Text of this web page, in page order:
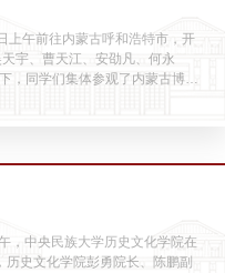
上午前往内蒙古呼和浩特市，开
宇、曹天江、安劭凡、何永
，同学们集体参观了内蒙古博物
，中央民族大学历史文化学院在
史文化学院彭勇院长、陈鹏副